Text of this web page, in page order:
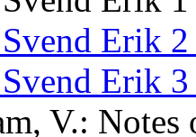
Erik
Erik
V.: